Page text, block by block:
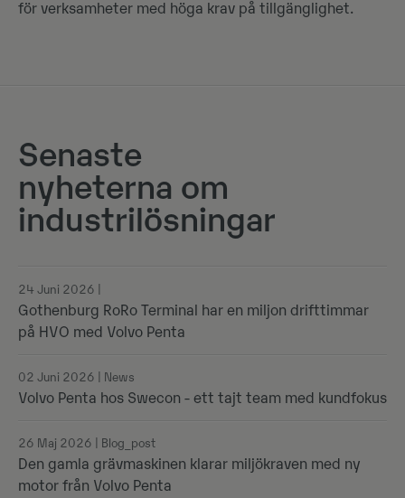
för verksamheter med höga krav på tillgänglighet.
Senaste
nyheterna om
industrilösningar
24 Juni 2026 |
Gothenburg RoRo Terminal har en miljon drifttimmar
på HVO med Volvo Penta
02 Juni 2026 | News
Volvo Penta hos Swecon - ett tajt team med kundfokus
26 Maj 2026 | Blog_post
Den gamla grävmaskinen klarar miljökraven med ny
motor från Volvo Penta